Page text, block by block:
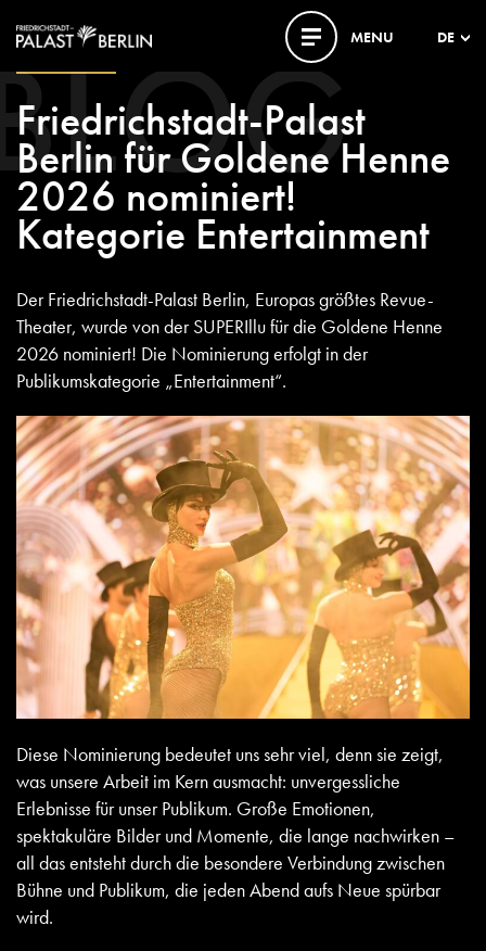
MENU DE
Friedrichstadt-Palast
Berlin für Goldene Henne
2026 nominiert!
Kategorie Entertainment
Der Friedrichstadt-Palast Berlin, Europas größtes Revue-
Theater, wurde von der SUPERIllu für die Goldene Henne
2026 nominiert! Die Nominierung erfolgt in der
Publikumskategorie „Entertainment“.
Diese Nominierung bedeutet uns sehr viel, denn sie zeigt,
was unsere Arbeit im Kern ausmacht: unvergessliche
Erlebnisse für unser Publikum. Große Emotionen,
spektakuläre Bilder und Momente, die lange nachwirken –
all das entsteht durch die besondere Verbindung zwischen
Bühne und Publikum, die jeden Abend aufs Neue spürbar
wird.